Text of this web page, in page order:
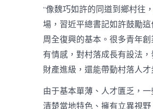
“像魏巧如許的同道到鄉村往，
場，習近平總書記如許鼓勵這
周全復興的基本。很多青年
有情感，對村落成長有設法
財產進級，還能帶動村落人才
由于基本單薄、人才匱乏，
清楚當地特色、擁有立異視